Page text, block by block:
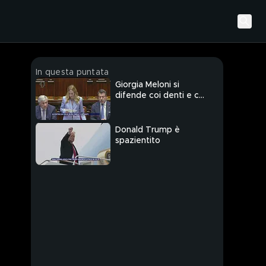
In questa puntata
Giorgia Meloni si
difende coi denti e con
Donald Trump è
spazientito